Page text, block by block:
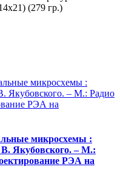
(279 гр.)
микросхемы :
Якубовского. – М.:
РЭА на